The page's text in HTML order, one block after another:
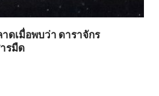
ดเมื่อพบว่า ดาราจักร
รมืด